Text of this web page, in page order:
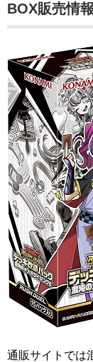
BOX販売情報
通販サイトでは